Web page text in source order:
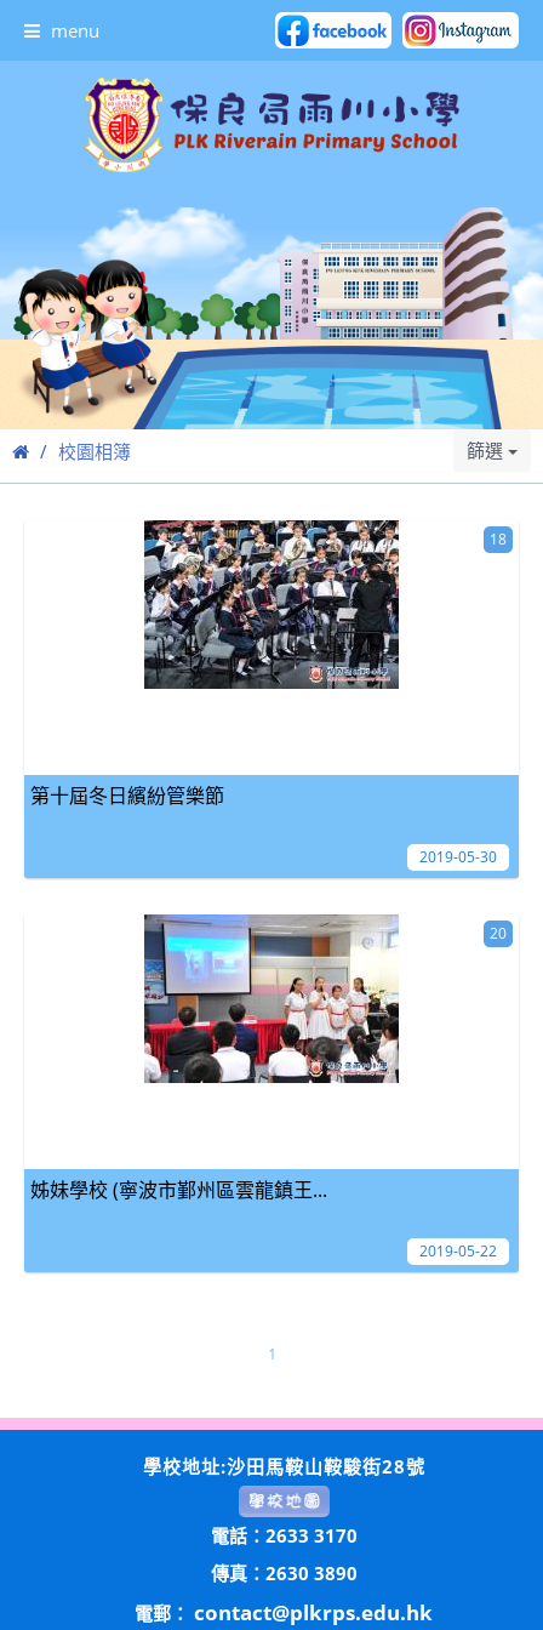
menu
校園相簿 篩選
第十屆冬日繽紛管樂節
18
2019-05-30
姊妹學校 (寧波市鄞州區雲龍鎮王...
20
2019-05-22
1
學校地址:沙田馬鞍山鞍駿街28號
電話：2633 3170
傳真：2630 3890
電郵： contact@plkrps.edu.hk